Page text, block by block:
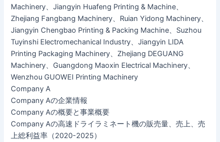
Machinery、Jiangyin Huafeng Printing & Machine、
Zhejiang Fangbang Machinery、Ruian Yidong Machinery、
Jiangyin Chengbao Printing & Packing Machine、Suzhou
Tuyinshi Electromechanical Industry、Jiangyin LIDA
Printing Packaging Machinery、Zhejiang DEGUANG
Machinery、Guangdong Maoxin Electrical Machinery、
Wenzhou GUOWEI Printing Machinery
Company A
Company Aの企業情報
Company Aの概要と事業概要
Company Aの高速ドライラミネート機の販売量、売上、売
上総利益率（2020-2025）